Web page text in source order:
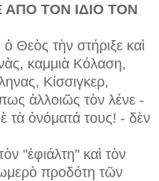
ΤΟΝ ΙΔΙΟ ΤΟΝ
Θεὸς τὴν στήριξε καὶ
καμμιὰ Κόλαση,
Κίσσιγκερ,
ἀλλοιῶς τὸν λένε -
τὰ ὀνόματά τους! - δὲν
"ἐφιάλτη" καὶ τὸν
προδότη τῶν